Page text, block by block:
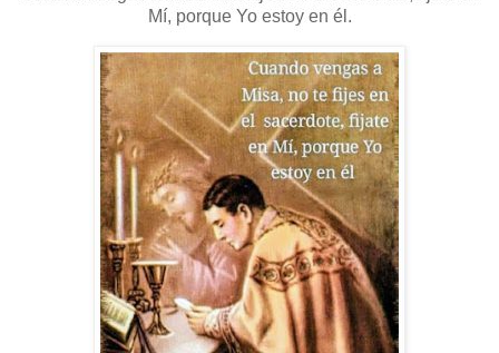
Mí, porque Yo estoy en él.